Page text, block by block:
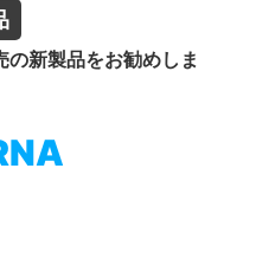
新製品をお勧めしま